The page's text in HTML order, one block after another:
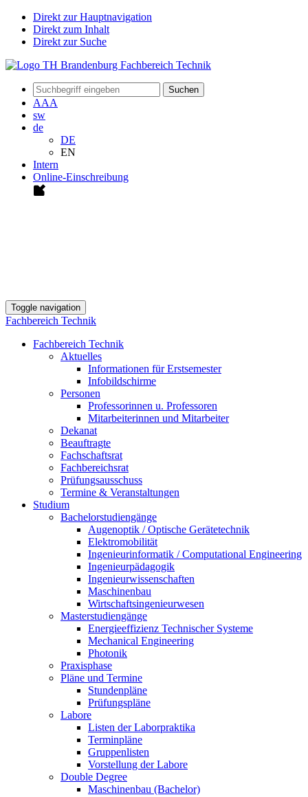
Direkt zur Hauptnavigation
Direkt zum Inhalt
Direkt zur Suche
Suchen
AAA
sw
de
DE
EN
Intern
Online-Einschreibung
Toggle navigation
Fachbereich Technik
Fachbereich Technik
Aktuelles
Informationen für Erstsemester
Infobildschirme
Personen
Professorinnen u. Professoren
Mitarbeiterinnen und Mitarbeiter
Dekanat
Beauftragte
Fachschaftsrat
Fachbereichsrat
Prüfungsausschuss
Termine & Veranstaltungen
Studium
Bachelorstudiengänge
Augenoptik / Optische Gerätetechnik
Elektromobilität
Ingenieurinformatik / Computational Engineering
Ingenieurpädagogik
Ingenieurwissenschaften
Maschinenbau
Wirtschaftsingenieurwesen
Masterstudiengänge
Energieeffizienz Technischer Systeme
Mechanical Engineering
Photonik
Praxisphase
Pläne und Termine
Stundenpläne
Prüfungspläne
Labore
Listen der Laborpraktika
Terminpläne
Gruppenlisten
Vorstellung der Labore
Double Degree
Maschinenbau (Bachelor)